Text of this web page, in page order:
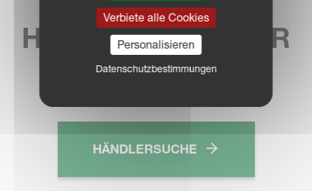
HÄNDLER IN IHRER
NÄHE
HÄNDLERSUCHE
Verbiete alle Cookies
Personalisieren
Datenschutzbestimmungen